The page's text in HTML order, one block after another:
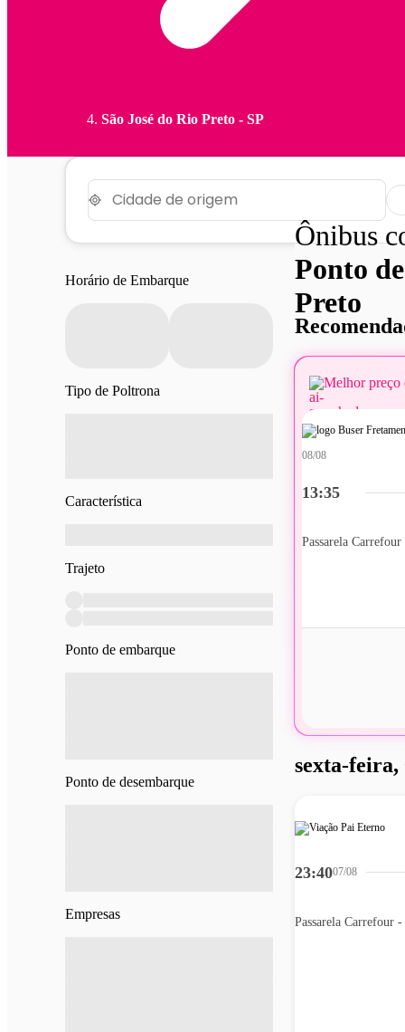
São José do Rio Preto - SP
Horário de Embarque
Tipo de Poltrona
Característica
Trajeto
Ponto de embarque
Ponto de desembarque
Empresas
Ônibus
Ponto
Preto
Melhor preço
13:35
08/08
sexta-feira,
23:4007/08